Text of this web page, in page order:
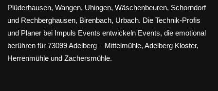
Plüderhausen, Wangen, Uhingen, Wäschenbeuren, Schorndorf
und Rechberghausen, Birenbach, Urbach. Die Technik-Profis
und Planer bei Impuls Events entwickeln Events, die emotional
berühren für 73099 Adelberg – Mittelmühle, Adelberg Kloster,
Herrenmühle und Zachersmühle.